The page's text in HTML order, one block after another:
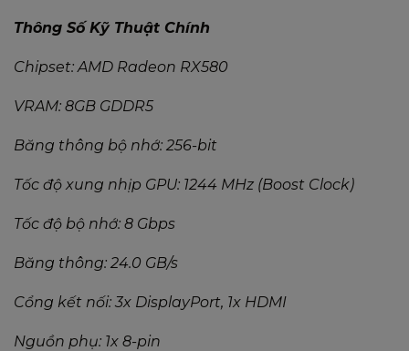
Thông Số Kỹ Thuật Chính
Chipset: AMD Radeon RX580
VRAM: 8GB GDDR5
Băng thông bộ nhớ: 256-bit
Tốc độ xung nhịp GPU: 1244 MHz (Boost Clock)
Tốc độ bộ nhớ: 8 Gbps
Băng thông: 24.0 GB/s
Cổng kết nối: 3x DisplayPort, 1x HDMI
Nguồn phụ: 1x 8-pin